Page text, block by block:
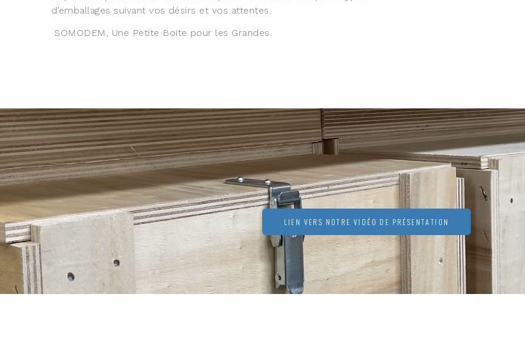
d’emballages suivant vos désirs et vos attentes.
SOMODEM, Une Petite Boite pour les Grandes.
LIEN VERS NOTRE VIDÉO DE PRÉSENTATION